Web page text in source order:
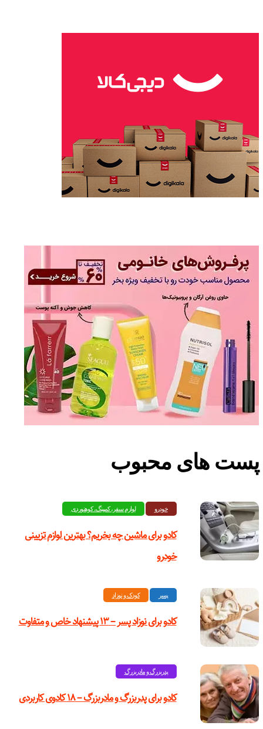
پست های محبوب
خودرو لوازم سفر، کمپینگ، کوهنوردی
کادو برای ماشین چه بخریم؟ بهترین لوازم تزیینی
خودرو
پسر کودک و نوزاد
کادو برای نوزاد پسر – ۱۳ پیشنهاد خاص و متفاوت
پدربزرگ و مادربزرگ
کادو برای پدربزرگ‌ و مادربزرگ – ۱۸ کادوی کاربردی